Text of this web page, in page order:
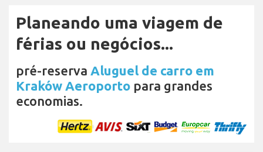
Planeando uma viagem de
férias ou negócios...
pré-reserva Aluguel de carro em
Kraków Aeroporto para grandes
economias.